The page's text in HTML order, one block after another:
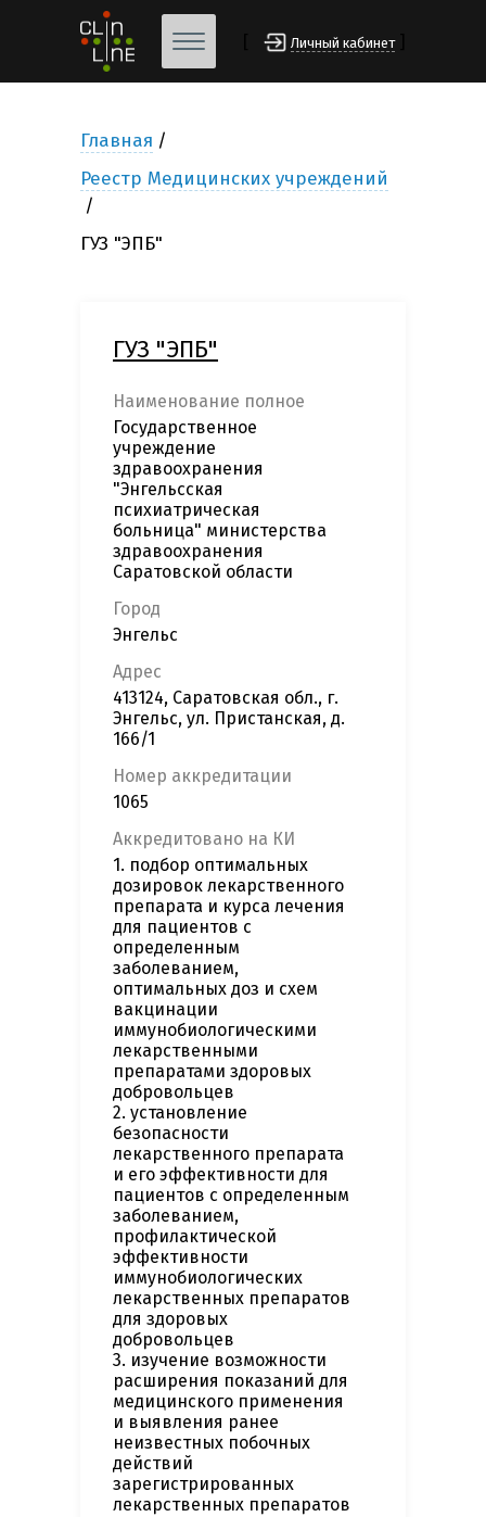
Личный кабинет
Главная
Реестр Медицинских учреждений
ГУЗ "ЭПБ"
ГУЗ "ЭПБ"
Наименование полное
Государственное
учреждение
здравоохранения
"Энгельсская
психиатрическая
больница" министерства
здравоохранения
Саратовской области
Город
Энгельс
Адрес
413124, Саратовская обл., г.
Энгельс, ул. Пристанская, д.
166/1
Номер аккредитации
1065
Аккредитовано на КИ
1. подбор оптимальных
дозировок лекарственного
препарата и курса лечения
для пациентов с
определенным
заболеванием,
оптимальных доз и схем
вакцинации
иммунобиологическими
лекарственными
препаратами здоровых
добровольцев
2. установление
безопасности
лекарственного препарата
и его эффективности для
пациентов с определенным
заболеванием,
профилактической
эффективности
иммунобиологических
лекарственных препаратов
для здоровых
добровольцев
3. изучение возможности
расширения показаний для
медицинского применения
и выявления ранее
неизвестных побочных
действий
зарегистрированных
лекарственных препаратов